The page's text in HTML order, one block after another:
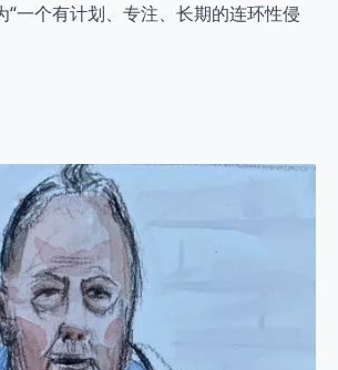
“一个有计划、专注、长期的连环性侵